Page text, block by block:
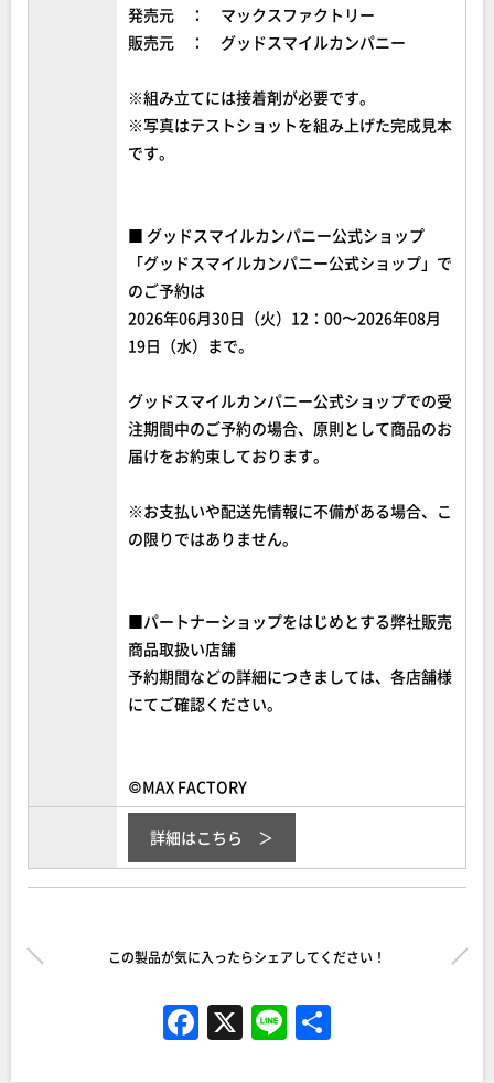
発売元 ： マックスファクトリー
販売元 ： グッドスマイルカンパニー
※組み立てには接着剤が必要です。
※写真はテストショットを組み上げた完成見本
です。
■ グッドスマイルカンパニー公式ショップ
「グッドスマイルカンパニー公式ショップ」で
のご予約は
2026年06月30日（火）12：00〜2026年08月
19日（水）まで。
グッドスマイルカンパニー公式ショップでの受
注期間中のご予約の場合、原則として商品のお
届けをお約束しております。
※お支払いや配送先情報に不備がある場合、こ
の限りではありません。
■パートナーショップをはじめとする弊社販売
商品取扱い店舗
予約期間などの詳細につきましては、各店舗様
にてご確認ください。
©MAX FACTORY
詳細はこちら
この製品が気に入ったらシェアしてください！
F X Li